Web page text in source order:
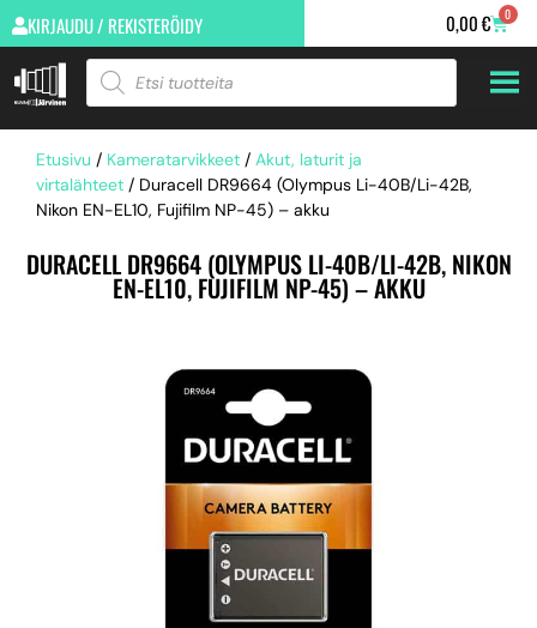
KIRJAUDU / REKISTERÖIDY 0,00€ 0
Etusivu / Kameratarvikkeet / Akut, laturit ja
virtalähteet / Duracell DR9664 (Olympus Li-40B/Li-42B,
Nikon EN-EL10, Fujifilm NP-45) – akku
DURACELL DR9664 (OLYMPUS LI-40B/LI-42B, NIKON
EN-EL10, FUJIFILM NP-45) – AKKU